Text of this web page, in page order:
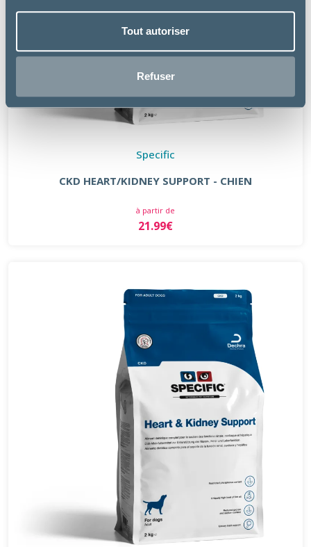
Tout autoriser
Refuser
Specific
CKD HEART/KIDNEY SUPPORT - CHIEN
à partir de
21.99€